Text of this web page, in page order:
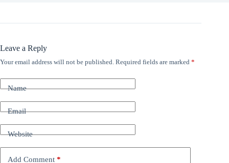
Leave a Reply
Your email address will not be published. Required fields are marked *
Name
Email
Website
Add Comment *